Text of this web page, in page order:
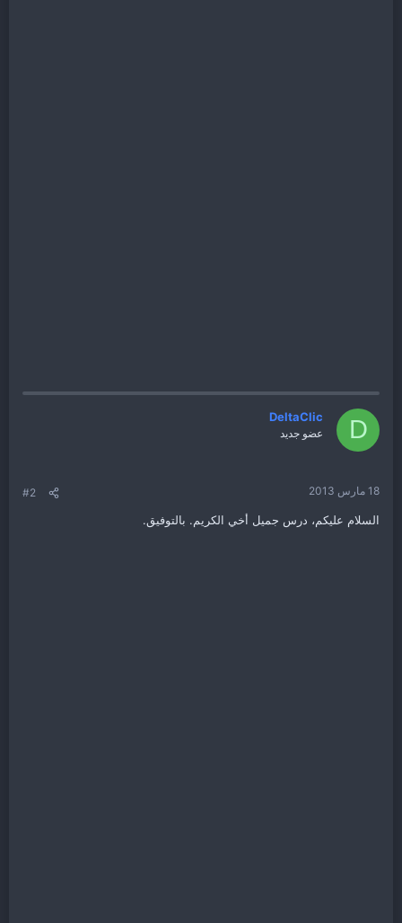
D
DeltaClic
عضو جديد
18 مارس 2013 #2
السلام عليكم، درس جميل أخي الكريم. بالتوفيق.